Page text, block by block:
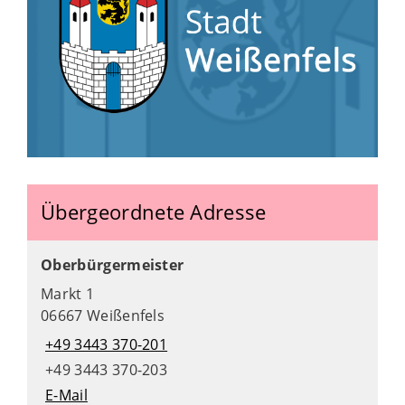
Übergeordnete Adresse
Oberbürgermeister
Markt 1
06667 Weißenfels
+49 3443 370-201
+49 3443 370-203
E-Mail